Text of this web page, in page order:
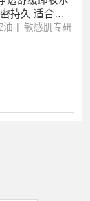
持久 适合敏
油 敏感肌专研